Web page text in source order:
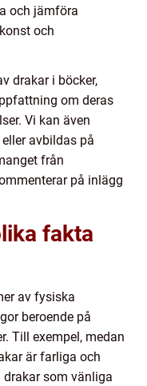
och jämföra
och
drakar i böcker,
om deras
Vi kan även
avbildas på
från
på inlägg
fakta
av fysiska
beroende på
Till exempel, medan
är farliga och
som vänliga